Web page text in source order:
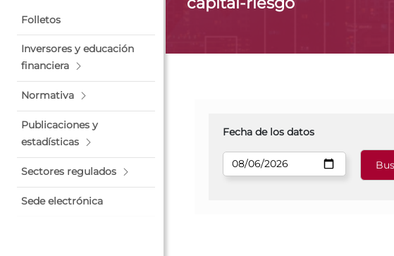
Folletos
Inversores y educación
financiera
Normativa
Publicaciones y
estadísticas
Sectores regulados
Sede electrónica
Fecha de los datos